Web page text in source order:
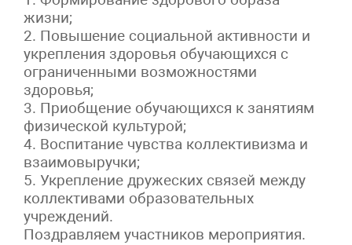
жизни;
2. Повышение социальной активности и
укрепления здоровья обучающихся с
ограниченными возможностями
здоровья;
3. Приобщение обучающихся к занятиям
физической культурой;
4. Воспитание чувства коллективизма и
взаимовыручки;
5. Укрепление дружеских связей между
коллективами образовательных
учреждений.
Поздравляем участников мероприятия.